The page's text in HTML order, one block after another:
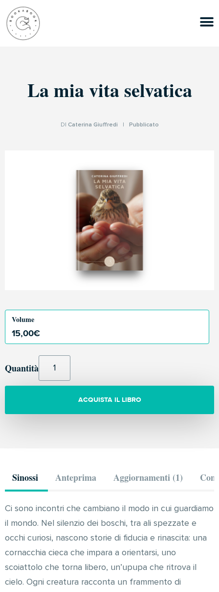
La mia vita selvatica
DI Caterina Giuffredi Pubblicato
Volume
15,00€
Quantità
ACQUISTA IL LIBRO
Sinossi Anteprima Aggiornamenti (1)
Ci sono incontri che cambiano il modo in cui guardiamo
il mondo. Nel silenzio dei boschi, tra ali spezzate e
occhi curiosi, nascono storie di fiducia e rinascita: una
cornacchia cieca che impara a orientarsi, uno
scoiattolo che torna libero, un’upupa che ritrova il
cielo. Ogni creatura racconta un frammento di